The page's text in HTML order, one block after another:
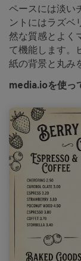
ペースには淡い
ントにはラズベ
然な質感とよく
て機能します。
紙の背景と丸み
media.ioを使っ